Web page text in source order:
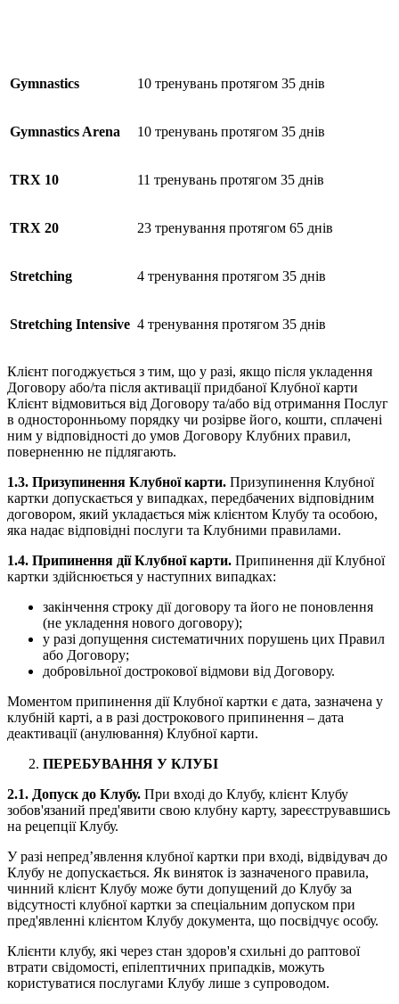
Gymnastics 10 тренувань протягом 35 днів
Gymnastics Arena 10 тренувань протягом 35 днів
TRX 10 11 тренувань протягом 35 днів
TRX 20 23 тренування протягом 65 днів
Stretching 4 тренування протягом 35 днів
Stretching Intensive 4 тренування протягом 35 днів
Клієнт погоджується з тим, що у разі, якщо після укладення
Договору або/та після активації придбаної Клубної карти
Клієнт відмовиться від Договору та/або від отримання Послуг
в односторонньому порядку чи розірве його, кошти, сплачені
ним у відповідності до умов Договору Клубних правил,
поверненню не підлягають.
1.3. Призупинення Клубної карти. Призупинення Клубної
картки допускається у випадках, передбачених відповідним
договором, який укладається між клієнтом Клубу та особою,
яка надає відповідні послуги та Клубними правилами.
1.4. Припинення дії Клубної карти. Припинення дії Клубної
картки здійснюється у наступних випадках:
закінчення строку дії договору та його не поновлення
(не укладення нового договору);
у разі допущення систематичних порушень цих Правил
або Договору;
добровільної дострокової відмови від Договору.
Моментом припинення дії Клубної картки є дата, зазначена у
клубній карті, а в разі дострокового припинення – дата
деактивації (анулювання) Клубної карти.
ПЕРЕБУВАННЯ У КЛУБІ
2.1. Допуск до Клубу. При вході до Клубу, клієнт Клубу
зобов'язаний пред'явити свою клубну карту, зареєструвавшись
на рецепції Клубу.
У разі непред’явлення клубної картки при вході, відвідувач до
Клубу не допускається. Як виняток із зазначеного правила,
чинний клієнт Клубу може бути допущений до Клубу за
відсутності клубної картки за спеціальним допуском при
пред'явленні клієнтом Клубу документа, що посвідчує особу.
Клієнти клубу, які через стан здоров'я схильні до раптової
втрати свідомості, епілептичних припадків, можуть
користуватися послугами Клубу лише з супроводом.